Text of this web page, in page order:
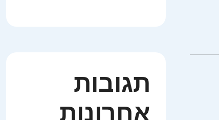
תגובות
אחרונות